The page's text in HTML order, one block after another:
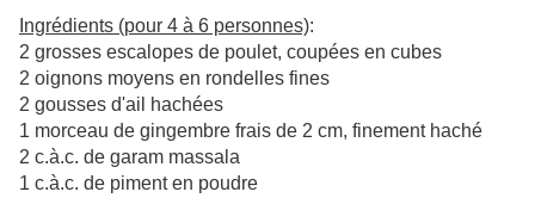
Ingrédients (pour 4 à 6 personnes):
2 grosses escalopes de poulet, coupées en cubes
2 oignons moyens en rondelles fines
2 gousses d'ail hachées
1 morceau de gingembre frais de 2 cm, finement haché
2 c.à.c. de garam massala
1 c.à.c. de piment en poudre